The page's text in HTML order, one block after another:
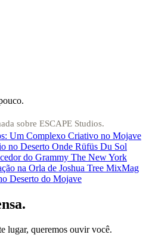
sobre ESCAPE Studios.
Um Complexo Criativo no Mojave
no Deserto Onde Rüfüs Du Sol
do Grammy The New York
na Orla de Joshua Tree MixMag
Deserto do Mojave
lugar, queremos ouvir você.